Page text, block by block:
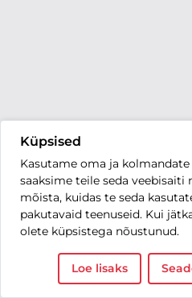
Küpsised
Kasutame oma ja
saaksime teile seda veebisaiti
mõista, kuidas te seda
pakutavaid teenuseid. Kui
olete küpsistega nõustunud.
Loe lisaks